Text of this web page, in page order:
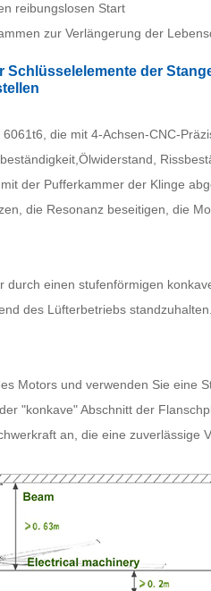
reibungslosen Start
zur Verlängerung der
der
die mit 4-Achsen-CNC-
der Pufferkammer der Klinge
die Resonanz beseitigen, die
einen stufenförmigen
des Lüfterbetriebs
Motors und verwenden Sie eine
"konkave" Abschnitt der
an, die eine zuverlässige